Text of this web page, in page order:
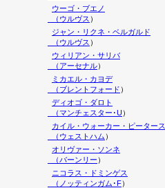
ウーゴ・ブエノ
（ウルヴス ）
ジャン・リクネ・ベルガルド
（ウルヴス ）
ウィリアン・サリバ
（アーセナル）
ミカエル・カヨデ
（ブレントフォード）
ディオゴ・ダロト
（マンチェスター･U）
カイル・ウォーカー・ピータース
（ウェストハム）
オリヴァー・ソンネ
（バーンリー）
ニコラス・ドミンゲス
（ ノッティンガム･F）